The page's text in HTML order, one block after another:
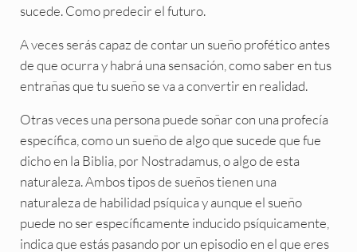
sucede. Como predecir el futuro.
A veces serás capaz de contar un sueño profético antes
de que ocurra y habrá una sensación, como saber en tus
entrañas que tu sueño se va a convertir en realidad.
Otras veces una persona puede soñar con una profecía
específica, como un sueño de algo que sucede que fue
dicho en la Biblia, por Nostradamus, o algo de esta
naturaleza. Ambos tipos de sueños tienen una
naturaleza de habilidad psíquica y aunque el sueño
puede no ser específicamente inducido psíquicamente,
indica que estás pasando por un episodio en el que eres